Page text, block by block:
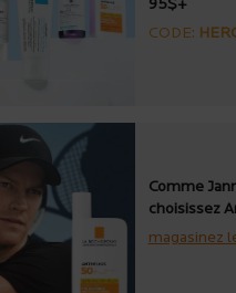
95$+
CODE:
Comme
choisissez
magasinez